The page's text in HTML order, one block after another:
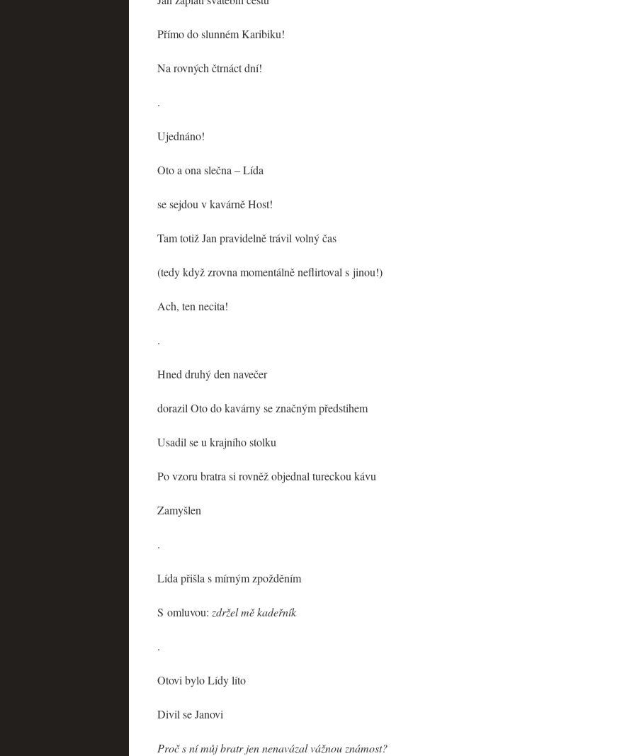
Přímo do slunném Karibiku!
Na rovných čtrnáct dní!
.
Ujednáno!
Oto a ona slečna – Lída
se sejdou v kavárně Host!
Tam totiž Jan pravidelně trávil volný čas
(tedy když zrovna momentálně neflirtoval s jinou!)
Ach, ten necita!
.
Hned druhý den navečer
dorazil Oto do kavárny se značným předstihem
Usadil se u krajního stolku
Po vzoru bratra si rovněž objednal tureckou kávu
Zamyšlen
.
Lída přišla s mírným zpožděním
S omluvou: zdržel mě kadeřník
.
Otovi bylo Lídy líto
Divil se Janovi
Proč s ní můj bratr jen nenavázal vážnou známost?